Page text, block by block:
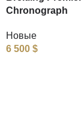
Chronograph
Новые
6 500 $